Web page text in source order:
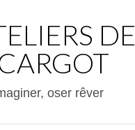
DE
oser rêver